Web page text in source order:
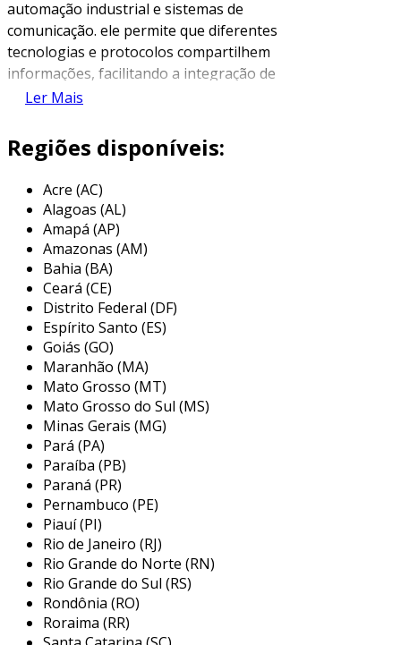
automação industrial e sistemas de
comunicação. ele permite que diferentes
tecnologias e protocolos compartilhem
informações, facilitando a integração de
sistemas diversos, como sistemas de controle,
isso é particularmente importante em
ambientes industriais complexos, onde a
comunicação eficaz é crucial para a operação e
otimização de processos.
além de garantir a conectividade entre
sistemas, um gateway para clp também pode
oferecer funcionalidades como monitoramento
em tempo real, coleta de dados e configuração
remota dos dispositivos conectados. dessa
forma, ele se torna uma ferramenta
indispensável para o gerenciamento eficiente
de processos industriais, contribuindo para a
melhoria da produtividade e redução de custos
operacionais.
principais aplicações do gateway
para clp
os gateways para clp têm um amplo espectro
de aplicações em diversas indústrias,
oferecendo soluções que aumentam a
transparência e eficiência operacional. esses
dispositivos são essenciais em áreas como:
Ler Mais
Regiões disponíveis:
Acre (AC)
Alagoas (AL)
Amapá (AP)
Amazonas (AM)
Bahia (BA)
Ceará (CE)
Distrito Federal (DF)
Espírito Santo (ES)
Goiás (GO)
Maranhão (MA)
Mato Grosso (MT)
Mato Grosso do Sul (MS)
Minas Gerais (MG)
Pará (PA)
Paraíba (PB)
Paraná (PR)
Pernambuco (PE)
Piauí (PI)
Rio de Janeiro (RJ)
Rio Grande do Norte (RN)
Rio Grande do Sul (RS)
Rondônia (RO)
Roraima (RR)